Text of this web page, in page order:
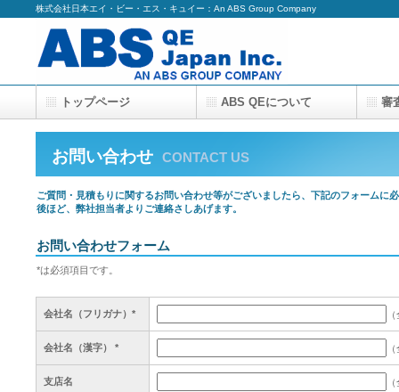
株式会社日本エイ・ビー・エス・キュイー：An ABS Group Company
お問い合わせ CONTACT US
ご質問・見積もりに関するお問い合わせ等がございましたら、下記のフォームに
後ほど、弊社担当者よりご連絡さしあげます。
お問い合わせフォーム
*は必須項目です。
会社名（フリガナ）*
会社名（漢字） *
支店名
トップページ ABS QEについて 審
News & Topics お問い合わせ